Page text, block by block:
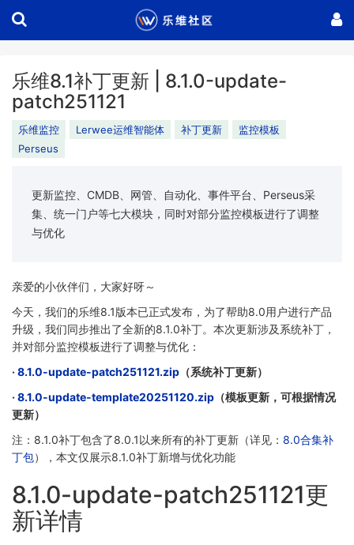
乐维8.1补丁更新 | 8.1.0-update-
patch251121
乐维监控 Lerwee运维智能体 补丁更新
监控模板
Perseus
更新监控、CMDB、网管、自动化、事件平台、Perseus采
集、统一门户等七大模块，同时对部分监控模板进行了调整
与优化
亲爱的小伙伴们，大家好呀～
今天，我们的乐维8.1版本已正式发布，为了帮助8.0用户进行产品
升级，我们同步推出了全新的8.1.0补丁。本次更新涉及系统补丁，
并对部分监控模板进行了调整与优化：
·8.1.0-update-patch251121.zip （系统补丁更新）
·8.1.0-update-template20251120.zip （模板更新，可根据情况
更新）
注：8.1.0补丁包含了8.0.1以来所有的补丁更新（详见： 8.0合集补
丁包），本文仅展示8.1.0补丁新增与优化功能
8.1.0-update-patch251121更
新详情